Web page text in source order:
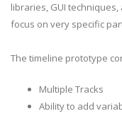
libraries, GUI
focus on very specific
The timeline prototype
Multiple Tracks
Ability to add